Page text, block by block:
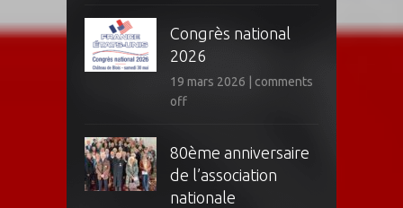
Congrès national
2026
19 mars 2026
comments
off
80ème anniversaire
de l’association
nationale